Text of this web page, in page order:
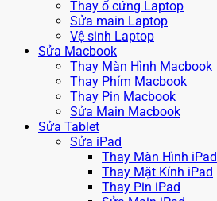
Thay ổ cứng Laptop
Sửa main Laptop
Vệ sinh Laptop
Sửa Macbook
Thay Màn Hình Macbook
Thay Phím Macbook
Thay Pin Macbook
Sửa Main Macbook
Sửa Tablet
Sửa iPad
Thay Màn Hình iPad
Thay Mặt Kính iPad
Thay Pin iPad